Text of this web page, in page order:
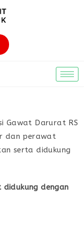
Gawat Darurat RS
dan perawat
serta didukung
dengan